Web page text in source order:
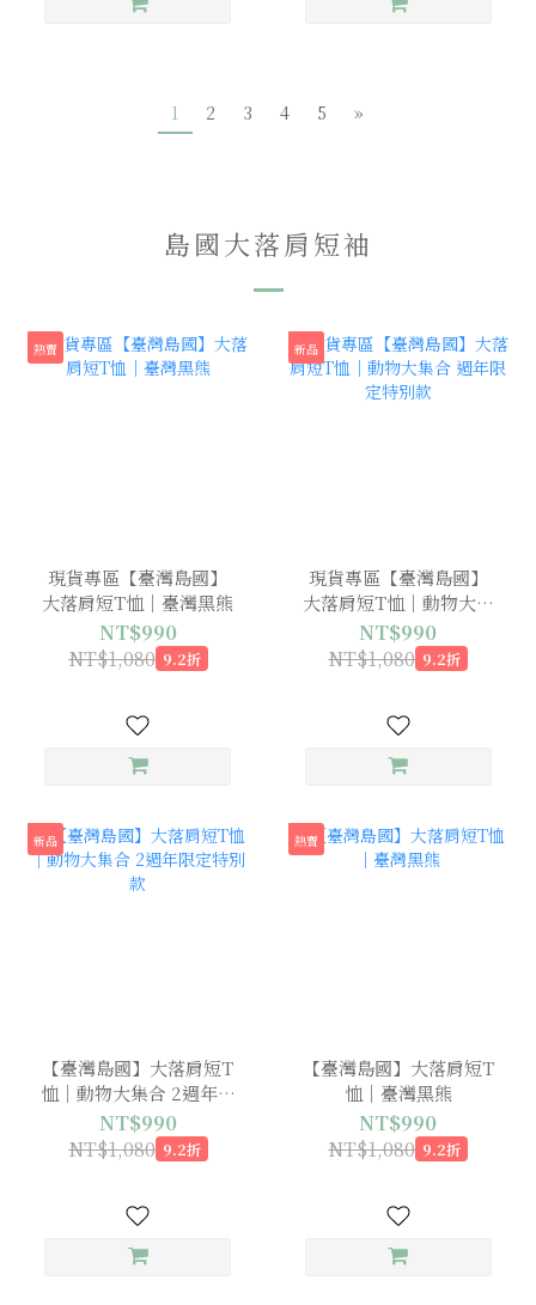
1 2 3 4 5 »
島國大落肩短袖
熱賣
現貨專區【臺灣島國】
大落肩短T恤｜臺灣黑熊
NT$990
NT$1,080 9.2折
新品
現貨專區【臺灣島國】
大落肩短T恤｜動物大集
合 週年限定特別款
NT$990
NT$1,080 9.2折
新品
【臺灣島國】大落肩短T
恤｜動物大集合 2週年限
定特別款
NT$990
NT$1,080 9.2折
熱賣
【臺灣島國】大落肩短T
恤｜臺灣黑熊
NT$990
NT$1,080 9.2折